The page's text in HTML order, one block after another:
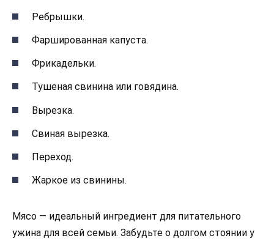
Ребрышки.
Фаршированная капуста.
Фрикадельки.
Тушеная свинина или говядина.
Вырезка.
Свиная вырезка.
Переход.
Жаркое из свинины.
Мясо — идеальный ингредиент для питательного
ужина для всей семьи. Забудьте о долгом стоянии у